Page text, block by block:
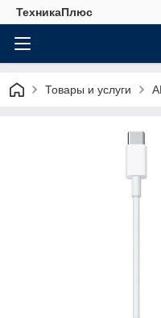
ТехникаПлюс
Товары и услуги